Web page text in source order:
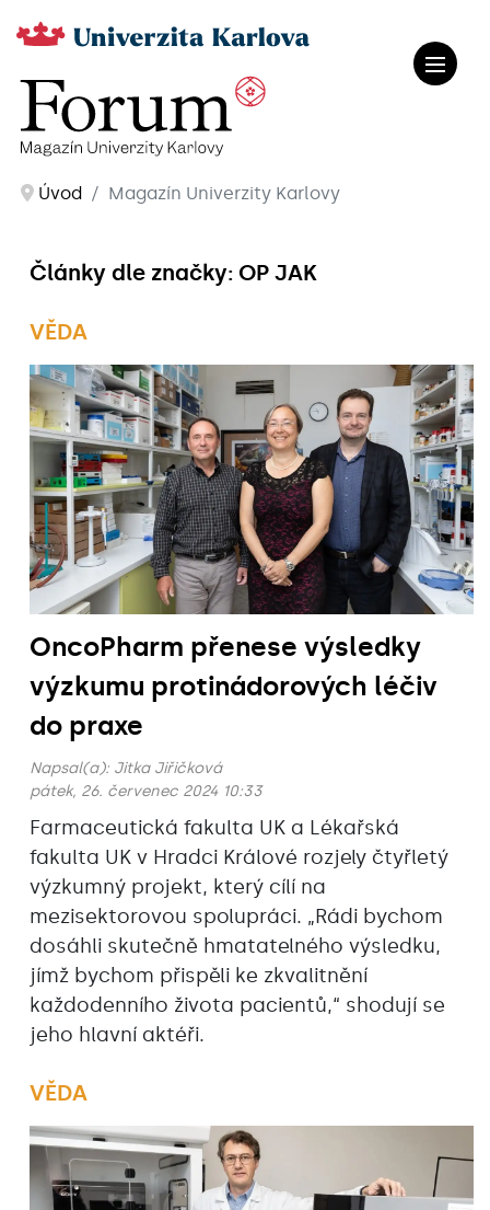
Úvod Magazín Univerzity Karlovy
Články dle značky: OP JAK
VĚDA
OncoPharm přenese výsledky
výzkumu protinádorových léčiv
do praxe
Napsal(a): Jitka Jiřičková
pátek, 26. červenec 2024 10:33
Farmaceutická fakulta UK a Lékařská
fakulta UK v Hradci Králové rozjely čtyřletý
výzkumný projekt, který cílí na
mezisektorovou spolupráci. „Rádi bychom
dosáhli skutečně hmatatelného výsledku,
jímž bychom přispěli ke zkvalitnění
každodenního života pacientů,“ shodují se
jeho hlavní aktéři.
VĚDA